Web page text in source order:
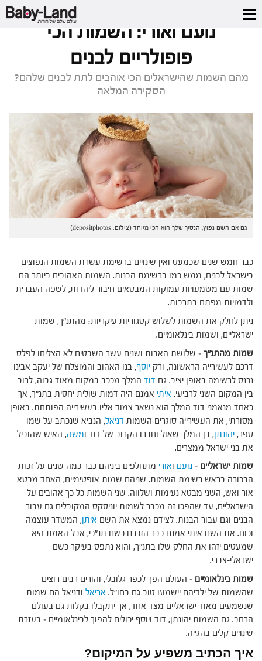
דף הבית
נועם ואורי: השמות הכי
פופולריים לבנים
מהם השמות שהישראלים הכי אוהבים לתת לבנים שלהם?
הסקירה המלאה
גם אם השם נפוץ, הנסיך שלך הוא הכי מיוחד (צילום: depositphotos)
כבר חמש שנים שכמעט ואין שינויים ברשימת עשרת השמות הנפוצים
בישראל לבנים, ממש כמו ברשימת הבנות. השמות האהובים ביותר הם
שמות עם משמעויות עמוקות המבטאים חיבור ליהדות, לשפה העברית
ולדמויות מפתח בתרבות.
ניתן לחלק את השמות לשלוש קטגוריות עיקריות: מהתנ"ך, שמות
ישראליים, ושמות בינלאומיים.
שמות מהתנ"ך – שלושת האבות ושנים עשר השבטים לא הצליחו לפלס
דרכם לעשירייה הראשונה, ורק יוסף, בנו האהוב והמוצלח של יעקב אבינו
נכנס לרשימה באופן יציב. גם דוד המלך מככב במקום מאוד גבוה, לרוב
בין המקום השני לרביעי. איתי אמנם היה דמות שולית יחסית בתנ"ך, אך
כאחד מנאמני דוד המלך הוא נשאר צמוד אליו בעשירייה הפותחת. באופן
מסורתי, את העשירייה סוגרים השמות דניאל, הנביא שנכתב על שמו
ספר, יהונתן, בן המלך שאול וחברו הקרוב של דוד ומשה, האיש שהוביל
את בני ישראל ממצרים.
שמות ישראליים – נועם ואורי מתחלפים ביניהם כבר כמה שנים על זכות
הבכורה בראש רשימת השמות. שניהם שמות אופטימיים, האחד מבטא
אור ואש, השני מבטא נעימות ושלווה. שני השמות כל כך אהובים על
הישראליים, עד שהפכו זה מכבר לשמות יוניסקס המקובלים גם עבור
הבנים וגם עבור הבנות. לצידם נמצא את השם איתן, המשדר עוצמה
וכוח. את השם איתי אמנם כבר הזכרנו כשם תנ"כי, אבל האמת היא
שמעטים יזהו את החלק שלו בתנ"ך, והוא נתפס בעיקר כשם
ישראלי-צברי.
שמות בינלאומיים – העולם הפך לכפר גלובלי, והורים רבים רוצים
שהשמות של ילדיהם יישמעו טוב גם בחו"ל. אריאל ודניאל הם שמות
שנשמעים מאוד ישראליים מצד אחד, אך יתקבלו בקלות גם בעולם
הרחב. גם השמות יהונתן, דוד ויוסף יכולים להפוך לבינלאומיים – בעזרת
שינויים קלים בהגייה.
איך הכתיב משפיע על המיקום?